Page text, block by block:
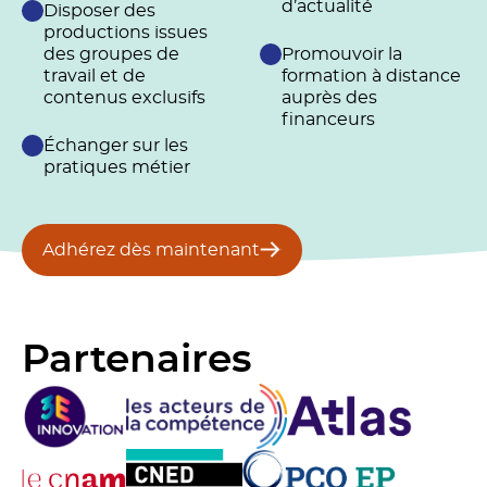
Disposer des
productions issues
des groupes de
travail et de
contenus exclusifs
Échanger sur les
pratiques métier
d’actualité
Promouvoir la
formation à distance
auprès des
financeurs
Adhérez dès maintenant
Partenaires